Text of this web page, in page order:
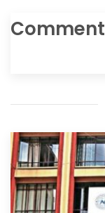
Comment